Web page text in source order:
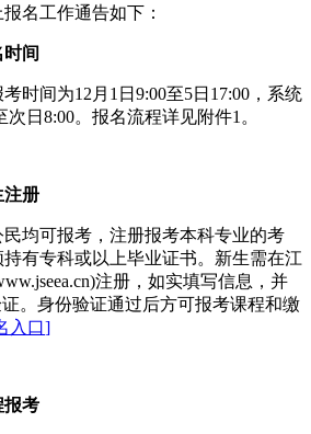
名工作通告如下：
间
间为12月1日9:00至5日17:00，系统
日8:00。报名流程详见附件1。
册
可报考，注册报考本科专业的考
有专科或以上毕业证书。新生需在江
注册，如实填写信息，并
证。身份验证通过后方可报考课程和缴
入口]
考